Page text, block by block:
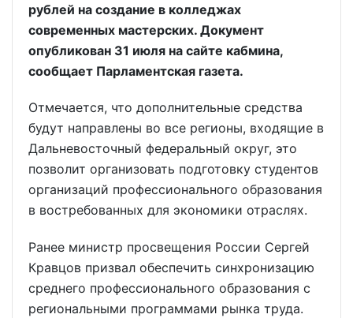
рублей на создание в колледжах
современных мастерских. Документ
опубликован 31 июля на сайте кабмина,
сообщает Парламентская газета.
Отмечается, что дополнительные средства
будут направлены во все регионы, входящие в
Дальневосточный федеральный округ, это
позволит организовать подготовку студентов
организаций профессионального образования
в востребованных для экономики отраслях.
Ранее министр просвещения России Сергей
Кравцов призвал обеспечить синхронизацию
среднего профессионального образования с
региональными программами рынка труда.